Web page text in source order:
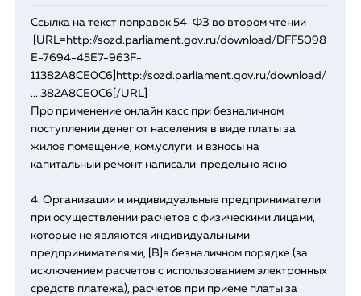
Ссылка на текст поправок 54-ФЗ во втором чтении
[URL=http://sozd.parliament.gov.ru/download/DFF5098
E-7694-45E7-963F-
11382A8CE0C6]http://sozd.parliament.gov.ru/download/
... 382A8CE0C6[/URL]
Про применение онлайн касс при безналичном
поступлении денег от населения в виде платы за
жилое помещение, ком.услуги и взносы на
капитальный ремонт написали предельно ясно
4. Организации и индивидуальные предприниматели
при осуществлении расчетов с физическими лицами,
которые не являются индивидуальными
предпринимателями, [B]в безналичном порядке (за
исключением расчетов с использованием электронных
средств платежа), расчетов при приеме платы за